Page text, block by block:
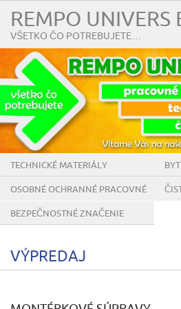
REMPO UNIVERS
VŠETKO ČO POTREBUJETE…
TECHNICKÉ MATERIÁLY
OSOBNÉ OCHRANNÉ PRACOVNÉ
POMÔCKY
BEZPEČNOSTNÉ ZNAČENIE
VÝPREDAJ